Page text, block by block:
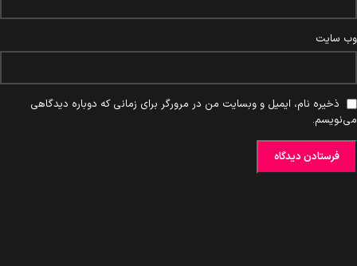
وب‌ سایت
ذخیره نام، ایمیل و وبسایت من در مرورگر برای زمانی که دوباره دیدگاهی
می‌نویسم.